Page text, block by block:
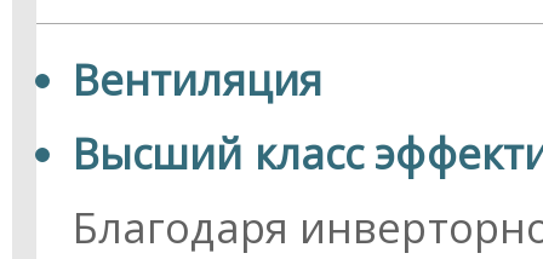
Вентиляция
Высший класс
Благодаря